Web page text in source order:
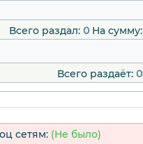
Всего раздал: 0На
Всего раздаёт: 0
сетям: (Не было)